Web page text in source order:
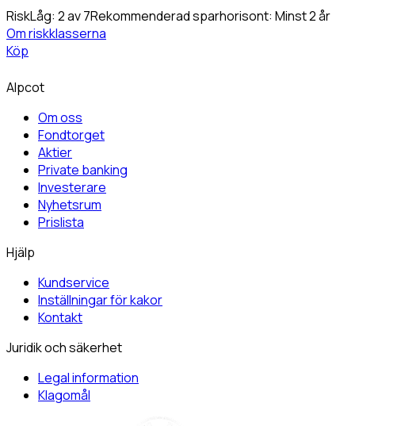
RiskLåg: 2av 7Rekommenderad sparhorisont: Minst 2 år
Om riskklasserna
Köp
Alpcot
Om oss
Fondtorget
Aktier
Private banking
Investerare
Nyhetsrum
Prislista
Hjälp
Kundservice
Inställningar för kakor
Kontakt
Juridik och säkerhet
Legal information
Klagomål